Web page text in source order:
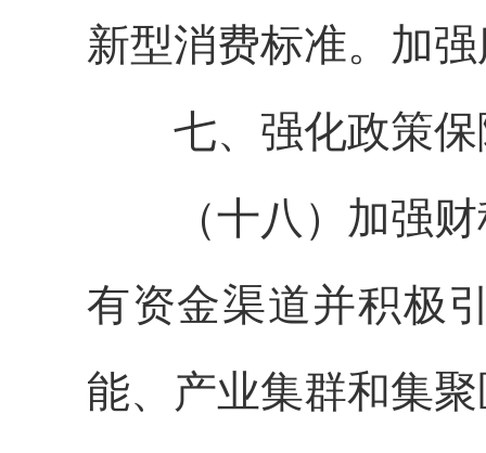
新型消费标准。加
七、强化政策保
（十八）加强财
有资金渠道并积极
能、产业集群和集